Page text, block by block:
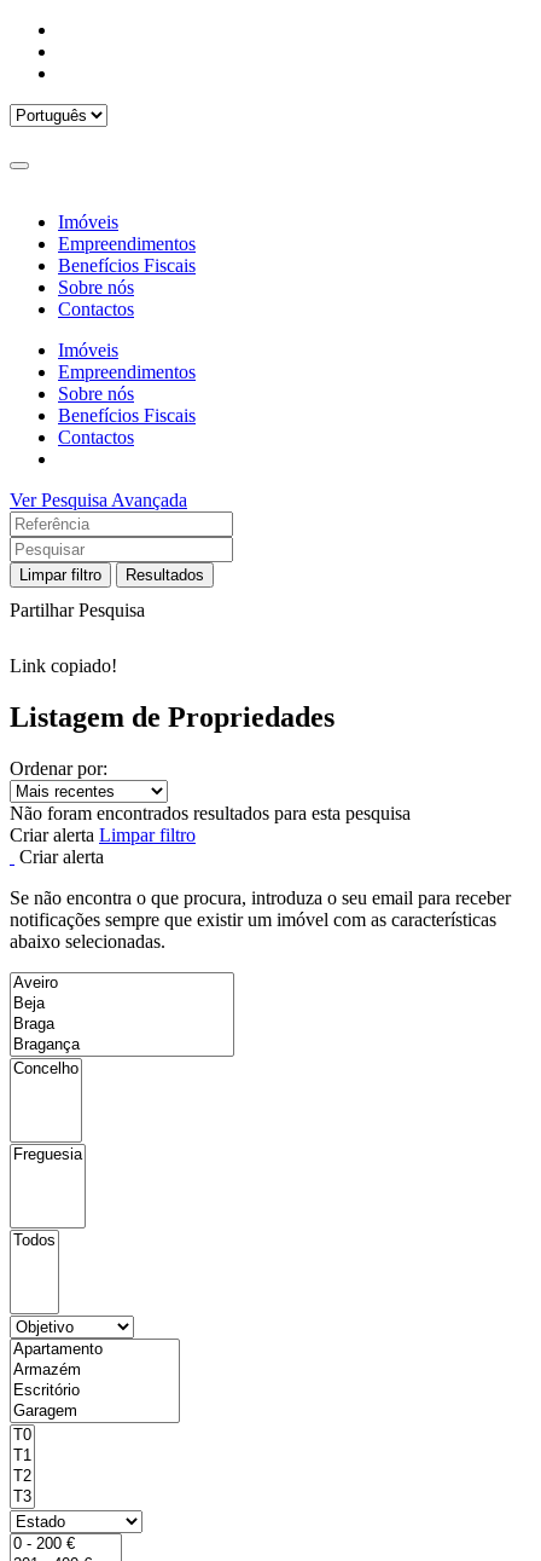
Imóveis
Empreendimentos
Benefícios Fiscais
Sobre nós
Contactos
Imóveis
Empreendimentos
Sobre nós
Benefícios Fiscais
Contactos
Ver Pesquisa Avançada
Limpar filtro Resultados
Partilhar Pesquisa
Link copiado!
Listagem de Propriedades
Ordenar por:
Não foram encontrados resultados para esta pesquisa
Criar alerta Limpar filtro
Criar alerta
Se não encontra o que procura, introduza o seu email para receber
notificações sempre que existir um imóvel com as características
abaixo selecionadas.